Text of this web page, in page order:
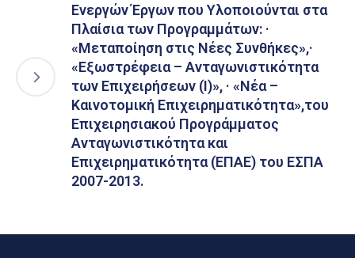
Ενεργών Έργων που Υλοποιούνται στα
Πλαίσια των Προγραμμάτων: ·
«Μεταποίηση στις Νέες Συνθήκες»,·
«Εξωστρέφεια – Ανταγωνιστικότητα
των Επιχειρήσεων (Ι)», · «Νέα –
Καινοτομική Επιχειρηματικότητα»,του
Επιχειρησιακού Προγράμματος
Ανταγωνιστικότητα και
Επιχειρηματικότητα (ΕΠΑΕ) του ΕΣΠΑ
2007-2013.